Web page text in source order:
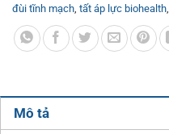
đùi tĩnh mạch, tất áp lực biohealth,
Mô tả